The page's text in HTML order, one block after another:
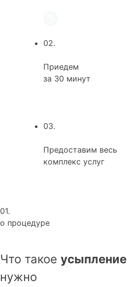
02.
Приедем
за 30 минут
03.
Предоставим весь
комплекс услуг
01.
о процедуре
Что такое усыпление
нужно